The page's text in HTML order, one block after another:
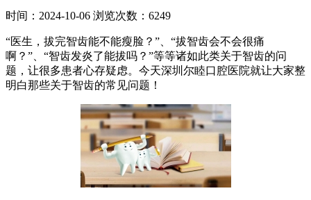
时间：2024-10-06 浏览次数：6249
“医生，拔完智齿能不能瘦脸？”、“拔智齿会不会很痛
啊？”、“智齿发炎了能拔吗？”等等诸如此类关于智齿的问
题，让很多患者心存疑虑。今天深圳尔睦口腔医院就让大家整
明白那些关于智齿的常见问题！